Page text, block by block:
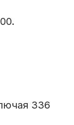
336